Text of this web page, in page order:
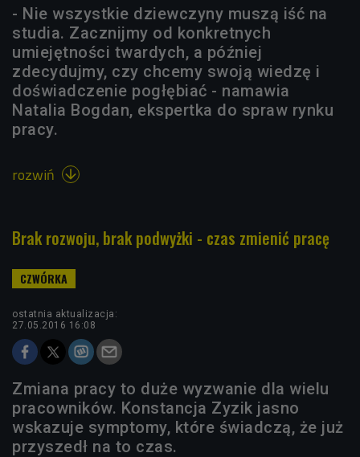
- Nie wszystkie dziewczyny muszą iść na
studia. Zacznijmy od konkretnych
umiejętności twardych, a później
zdecydujmy, czy chcemy swoją wiedzę i
doświadczenie pogłębiać - namawia
Natalia Bogdan, ekspertka do spraw rynku
pracy.
rozwiń 
Brak rozwoju, brak podwyżki - czas zmienić pracę
ostatnia aktualizacja:
27.05.2016 16:08
Zmiana pracy to duże wyzwanie dla wielu
pracowników. Konstancja Zyzik jasno
wskazuje symptomy, które świadczą, że już
przyszedł na to czas.